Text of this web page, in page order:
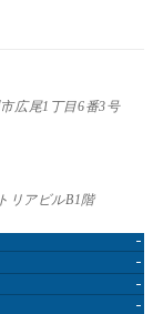
広尾1丁目6番3号
リアビルB1階